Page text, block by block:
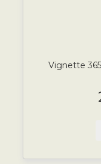
Vignette